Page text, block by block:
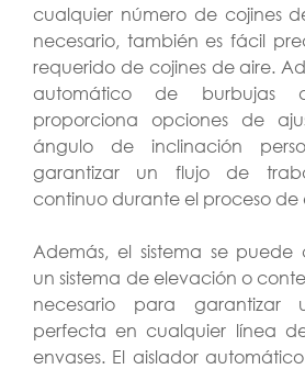
cualquier número de cojines
necesario, también es fácil
requerido de cojines de aire.
automático de burbujas
proporciona opciones de
ángulo de inclinación
garantizar un flujo de
continuo durante el proceso
Además, el sistema se
un sistema de elevación o
necesario para garantizar
perfecta en cualquier línea
envases. El aislador